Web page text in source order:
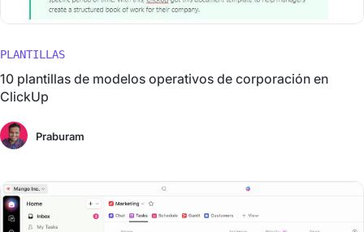
PLANTILLAS
10 plantillas de modelos operativos de corporación en
ClickUp
Praburam